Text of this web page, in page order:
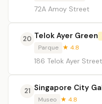
72A Amoy Street
20 Telok Ayer Green
Parque ★ 4.8
186 Telok Ayer
21 Singapore City
Museo ★ 4.8